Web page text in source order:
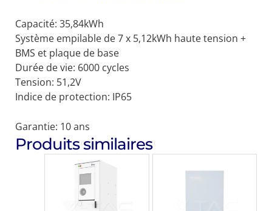
Capacité: 35,84kWh
Système empilable de 7 x 5,12kWh haute tension +
BMS et plaque de base
Durée de vie: 6000 cycles
Tension: 51,2V
Indice de protection: IP65
Garantie: 10 ans
Produits similaires